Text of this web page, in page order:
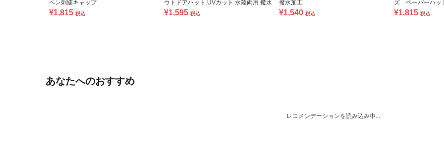
ペン刺繍キャップ
¥1,815 税込
ウトドアハット UVカット 水陸両用 撥水
¥1,595 税込
撥水加工
¥1,540 税込
ズ ペーパーハッ
¥1,815 税込
あなたへのおすすめ
レコメンデーションを読み込み中...